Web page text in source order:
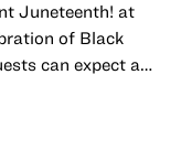
Juneteenth! at
of Black
can expect a
offerings